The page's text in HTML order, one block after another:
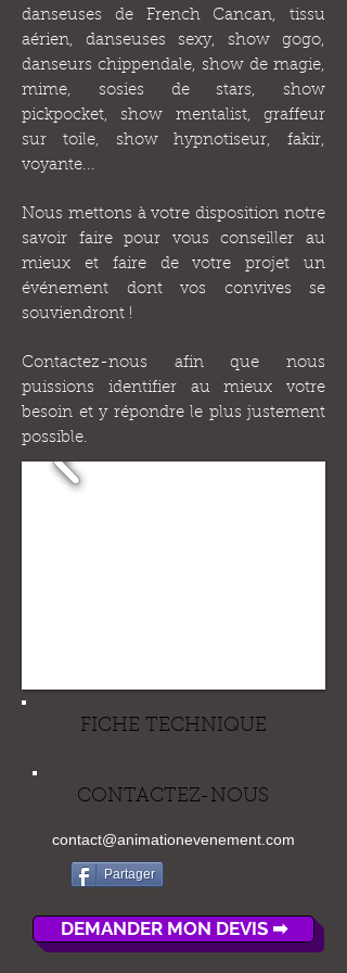
danseuses de French Cancan, tissu
aérien, danseuses sexy, show gogo,
danseurs chippendale, show de magie,
mime, sosies de stars, show
pickpocket, show mentalist, graffeur
sur toile, show hypnotiseur, fakir,
voyante...
Nous mettons à votre disposition notre
savoir faire pour vous conseiller au
mieux et faire de votre projet un
événement dont vos convives se
souviendront !
Contactez-nous afin que nous
puissions identifier au mieux votre
besoin et y répondre le plus justement
possible.
FICHE TECHNIQUE
CONTACTEZ-NOUS
contact@animationevenement.com
Partager
DEMANDER MON DEVIS ➡